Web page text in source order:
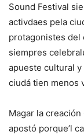
Sound Festival
activdaes pela
protagonistes del
siempres
apueste cultural
ciudá tien menos
Magar la
apostó porque’l